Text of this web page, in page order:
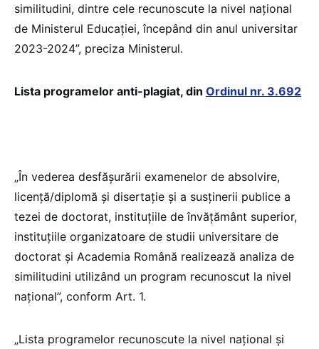
similitudini, dintre cele recunoscute la nivel național
de Ministerul Educației, începând din anul universitar
2023-2024”, preciza Ministerul.
Lista programelor anti-plagiat, din Ordinul nr. 3.692
„În vederea desfășurării examenelor de absolvire,
licență/diplomă și disertație și a susținerii publice a
tezei de doctorat, instituțiile de învățământ superior,
instituțiile organizatoare de studii universitare de
doctorat și Academia Română realizează analiza de
similitudini utilizând un program recunoscut la nivel
național”, conform Art. 1.
„Lista programelor recunoscute la nivel național și